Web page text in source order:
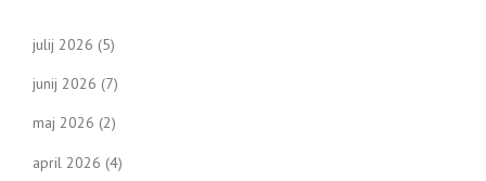
julij 2026 (5)
junij 2026 (7)
maj 2026 (2)
april 2026 (4)